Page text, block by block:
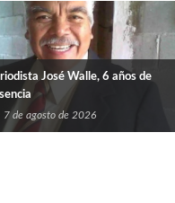
José Walle, 6 años de
7 de agosto de 2026